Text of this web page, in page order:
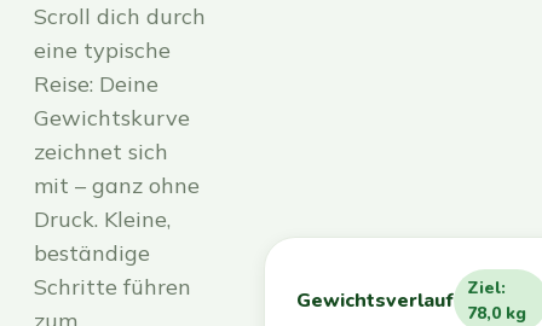
Scroll dich durch
eine typische
Reise: Deine
Gewichtskurve
zeichnet sich
mit – ganz ohne
Druck. Kleine,
beständige
Schritte führen
zum
Gewichtsverlauf
Ziel:
78,0 kg